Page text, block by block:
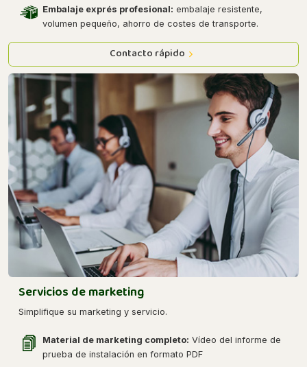
Embalaje exprés profesional: embalaje resistente,
volumen pequeño, ahorro de costes de transporte.
Contacto rápido
Servicios de marketing
Simplifique su marketing y servicio.
Material de marketing completo: Vídeo del informe de
prueba de instalación en formato PDF